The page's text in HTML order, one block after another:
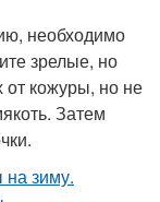
необходимо
зрелые, но
кожуры, но не
Затем